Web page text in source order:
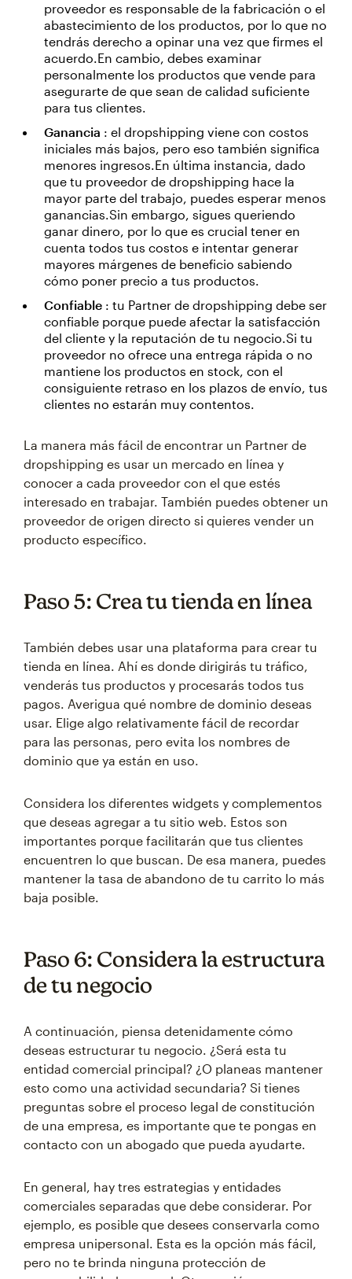
proveedor es responsable de la fabricación o el
abastecimiento de los productos, por lo que no
tendrás derecho a opinar una vez que firmes el
acuerdo.En cambio, debes examinar
personalmente los productos que vende para
asegurarte de que sean de calidad suficiente
para tus clientes.
Ganancia : el dropshipping viene con costos
iniciales más bajos, pero eso también significa
menores ingresos.En última instancia, dado
que tu proveedor de dropshipping hace la
mayor parte del trabajo, puedes esperar menos
ganancias.Sin embargo, sigues queriendo
ganar dinero, por lo que es crucial tener en
cuenta todos tus costos e intentar generar
mayores márgenes de beneficio sabiendo
cómo poner precio a tus productos.
Confiable : tu Partner de dropshipping debe ser
confiable porque puede afectar la satisfacción
del cliente y la reputación de tu negocio.Si tu
proveedor no ofrece una entrega rápida o no
mantiene los productos en stock, con el
consiguiente retraso en los plazos de envío, tus
clientes no estarán muy contentos.
La manera más fácil de encontrar un Partner de
dropshipping es usar un mercado en línea y
conocer a cada proveedor con el que estés
interesado en trabajar. También puedes obtener un
proveedor de origen directo si quieres vender un
producto específico.
Paso 5: Crea tu tienda en línea
También debes usar una plataforma para crear tu
tienda en línea. Ahí es donde dirigirás tu tráfico,
venderás tus productos y procesarás todos tus
pagos. Averigua qué nombre de dominio deseas
usar. Elige algo relativamente fácil de recordar
para las personas, pero evita los nombres de
dominio que ya están en uso.
Considera los diferentes widgets y complementos
que deseas agregar a tu sitio web. Estos son
importantes porque facilitarán que tus clientes
encuentren lo que buscan. De esa manera, puedes
mantener la tasa de abandono de tu carrito lo más
baja posible.
Paso 6: Considera la estructura
de tu negocio
A continuación, piensa detenidamente cómo
deseas estructurar tu negocio. ¿Será esta tu
entidad comercial principal? ¿O planeas mantener
esto como una actividad secundaria? Si tienes
preguntas sobre el proceso legal de constitución
de una empresa, es importante que te pongas en
contacto con un abogado que pueda ayudarte.
En general, hay tres estrategias y entidades
comerciales separadas que debe considerar. Por
ejemplo, es posible que desees conservarla como
empresa unipersonal. Esta es la opción más fácil,
pero no te brinda ninguna protección de